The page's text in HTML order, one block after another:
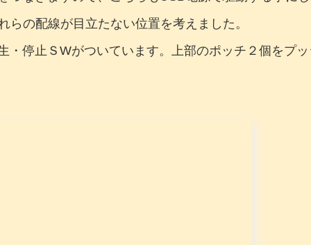
の配線が目立たない位置を考えました。
・停止ＳWがついています。上部のポッチ２個をプ